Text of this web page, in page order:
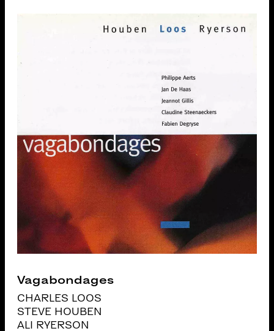
Vagabondages
CHARLES LOOS
STEVE HOUBEN
ALI RYERSON